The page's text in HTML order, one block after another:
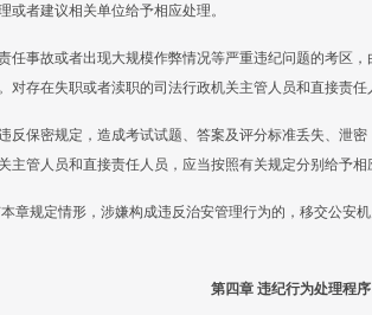
或者建议相关单位给予相应处理。
事故或者出现大规模作弊情况等严重违纪问题的考区
对存在失职或者渎职的司法行政机关主管人员和直接责
保密规定，造成考试试题、答案及评分标准丢失、泄
主管人员和直接责任人员，应当按照有关规定分别给予相
章规定情形，涉嫌构成违反治安管理行为的，移交公安
第四章 违纪行为处理程序